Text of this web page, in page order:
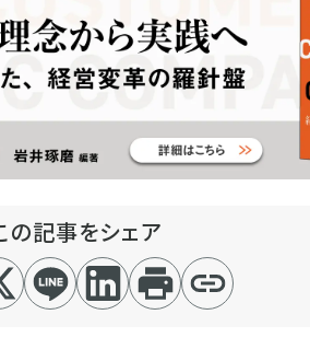
の記事をシェア